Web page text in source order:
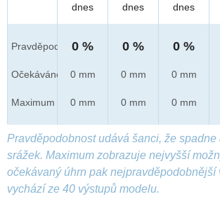
Pravděpod.
Očekáváno
Maximum
dnes
0 %
0 mm
0 mm
dnes
0 %
0 mm
0 mm
dnes
0 %
0 mm
0 mm
Pravděpodobnost udává šanci, že spadne
srážek. Maximum zobrazuje nejvyšší
očekávaný úhrn pak nejpravděpodobnější
vychází ze 40 výstupů modelu.